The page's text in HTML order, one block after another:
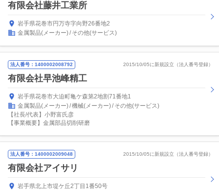
有限会社藤井工業所
岩手県花巻市円万寺字向野26番地2
金属製品(メーカー) その他(サービス)
法人番号：1400002008792 2015/10/05に新規設立（法人番号登録）
有限会社早池峰精工
岩手県花巻市大迫町亀ケ森第2地割71番地1
金属製品(メーカー) 機械(メーカー) その他(サービス)
【社長/代表】小野富氏彦
【事業概要】金属部品切削研磨
法人番号：1400002009048 2015/10/05に新規設立（法人番号登録）
有限会社アイサリ
岩手県北上市堤ケ丘2丁目1番50号